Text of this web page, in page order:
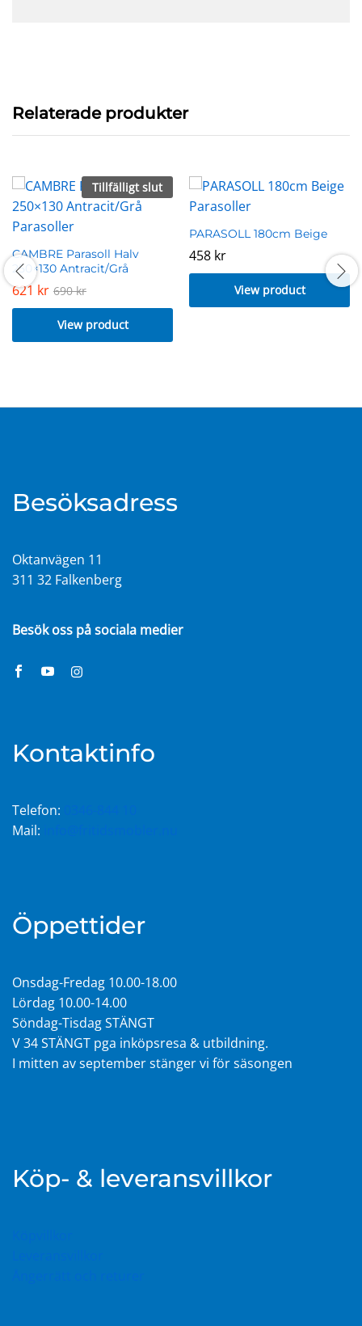
Relaterade produkter
Tillfälligt slut
CAMBRE Parasoll Halv
250×130 Antracit/Grå
621 kr 690kr
View product
PARASOLL 180cm Beige
458 kr
View product
Besöksadress
Oktanvägen 11
311 32 Falkenberg
Besök oss på sociala medier
Kontaktinfo
Telefon:
Mail:
Öppettider
Onsdag-Fredag 10.00-18.00
Lördag 10.00-14.00
Söndag-Tisdag STÄNGT
V 34 STÄNGT pga inköpsresa & utbildning.
I mitten av september stänger vi för säsongen
Köp- & leveransvillkor